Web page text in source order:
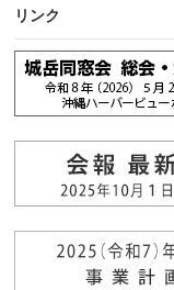
リンク